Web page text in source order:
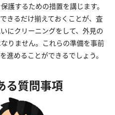
護するための措置を講じます。
きるだけ揃えておくことが、査
にクリーニングをして、外見の
りません。これらの準備を事前
進めることができるでしょう。
る質問事項